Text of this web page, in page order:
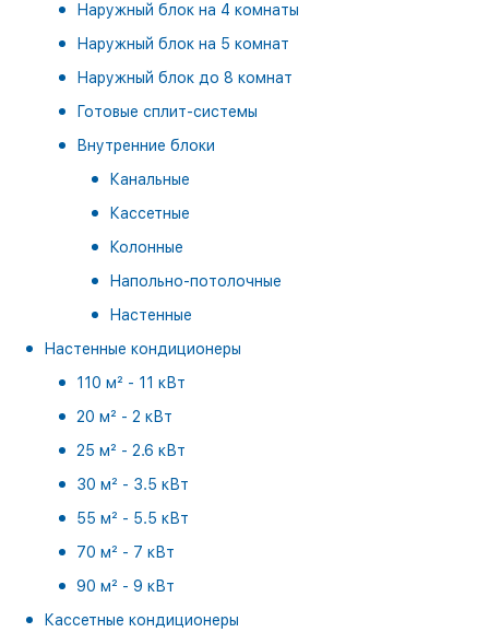
Наружный блок на 4 комнаты
Наружный блок на 5 комнат
Наружный блок до 8 комнат
Готовые сплит-системы
Внутренние блоки
Канальные
Кассетные
Колонные
Напольно-потолочные
Настенные
Настенные кондиционеры
110 м² - 11 кВт
20 м² - 2 кВт
25 м² - 2.6 кВт
30 м² - 3.5 кВт
55 м² - 5.5 кВт
70 м² - 7 кВт
90 м² - 9 кВт
Кассетные кондиционеры